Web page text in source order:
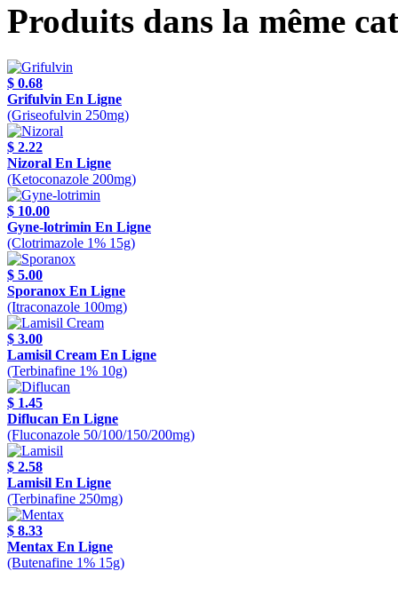
Produits dans la même
$ 0.68
Grifulvin En Ligne
(Griseofulvin 250mg)
$ 2.22
Nizoral En Ligne
(Ketoconazole 200mg)
$ 10.00
Gyne-lotrimin En Ligne
(Clotrimazole 1% 15g)
$ 5.00
Sporanox En Ligne
(Itraconazole 100mg)
$ 3.00
Lamisil Cream En Ligne
(Terbinafine 1% 10g)
$ 1.45
Diflucan En Ligne
(Fluconazole 50/100/150/200mg)
$ 2.58
Lamisil En Ligne
(Terbinafine 250mg)
$ 8.33
Mentax En Ligne
(Butenafine 1% 15g)